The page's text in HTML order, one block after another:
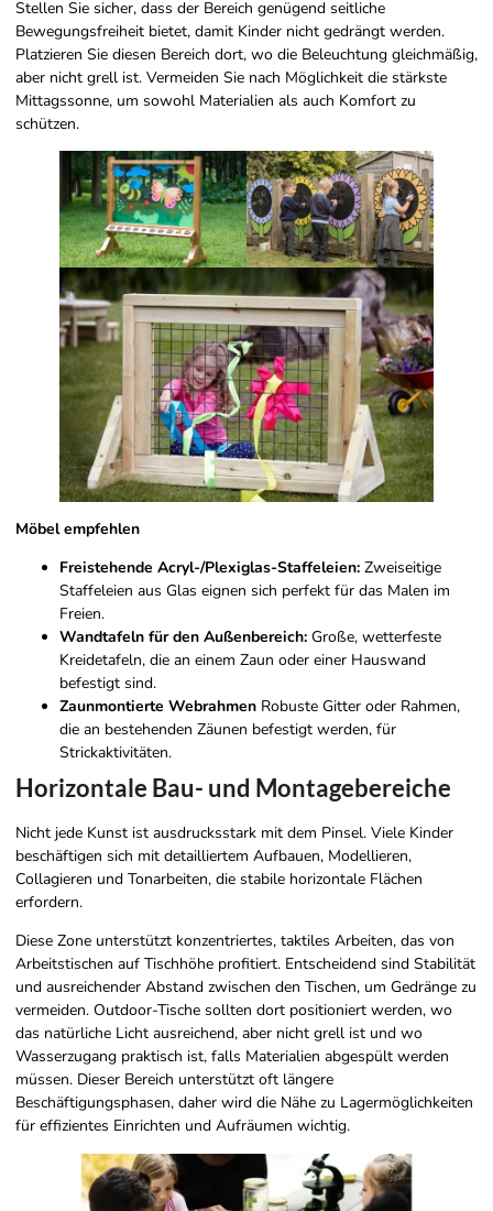
Stellen Sie sicher, dass der Bereich genügend seitliche
Bewegungsfreiheit bietet, damit Kinder nicht gedrängt werden.
Platzieren Sie diesen Bereich dort, wo die Beleuchtung gleichmäßig,
aber nicht grell ist. Vermeiden Sie nach Möglichkeit die stärkste
Mittagssonne, um sowohl Materialien als auch Komfort zu
schützen.
Möbel empfehlen
Freistehende Acryl-/Plexiglas-Staffeleien: Zweiseitige
Staffeleien aus Glas eignen sich perfekt für das Malen im
Freien.
Wandtafeln für den Außenbereich: Große, wetterfeste
Kreidetafeln, die an einem Zaun oder einer Hauswand
befestigt sind.
Zaunmontierte Webrahmen Robuste Gitter oder Rahmen,
die an bestehenden Zäunen befestigt werden, für
Strickaktivitäten.
Horizontale Bau- und Montagebereiche
Nicht jede Kunst ist ausdrucksstark mit dem Pinsel. Viele Kinder
beschäftigen sich mit detailliertem Aufbauen, Modellieren,
Collagieren und Tonarbeiten, die stabile horizontale Flächen
erfordern.
Diese Zone unterstützt konzentriertes, taktiles Arbeiten, das von
Arbeitstischen auf Tischhöhe profitiert. Entscheidend sind Stabilität
und ausreichender Abstand zwischen den Tischen, um Gedränge zu
vermeiden. Outdoor-Tische sollten dort positioniert werden, wo
das natürliche Licht ausreichend, aber nicht grell ist und wo
Wasserzugang praktisch ist, falls Materialien abgespült werden
müssen. Dieser Bereich unterstützt oft längere
Beschäftigungsphasen, daher wird die Nähe zu Lagermöglichkeiten
für effizientes Einrichten und Aufräumen wichtig.